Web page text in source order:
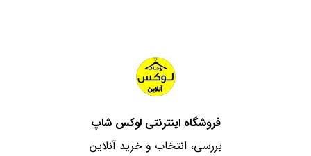
فروشگاه اینترنتی لوکس شاپ
بررسی، انتخاب و خرید آنلاین